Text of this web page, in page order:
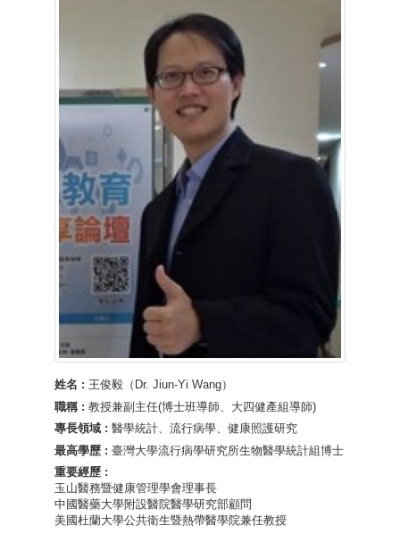
姓名 : 王俊毅（Dr. Jiun-Yi Wang）
職稱 : 教授兼副主任(博士班導師、大四健產組導師)
專長領域 : 醫學統計、流行病學、健康照護研究
最高學歷 : 臺灣大學流行病學研究所生物醫學統計組博士
重要經歷 :
玉山醫務暨健康管理學會理事長
中國醫藥大學附設醫院醫學研究部顧問
美國杜蘭大學公共衛生暨熱帶醫學院兼任教授